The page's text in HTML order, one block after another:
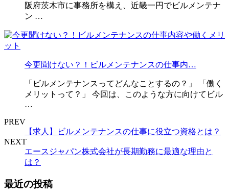
阪府茨木市に事務所を構え、近畿一円でビルメンテナ
ン …
今更聞けない？！ビルメンテナンスの仕事内…
「ビルメンテナンスってどんなことするの？」 「働く
メリットって？」 今回は、このような方に向けてビル
…
PREV
【求人】ビルメンテナンスの仕事に役立つ資格とは？
NEXT
エースジャパン株式会社が長期勤務に最適な理由と
は？
最近の投稿